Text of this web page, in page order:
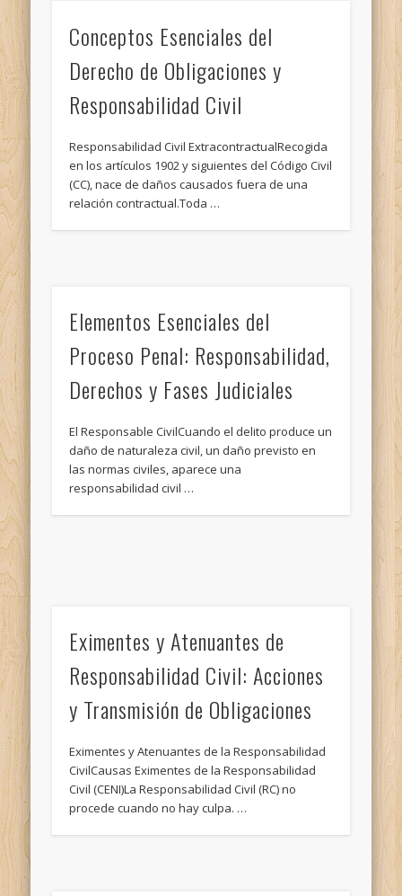
Conceptos Esenciales del
Derecho de Obligaciones y
Responsabilidad Civil
Responsabilidad Civil ExtracontractualRecogida
en los artículos 1902 y siguientes del Código Civil
(CC), nace de daños causados fuera de una
relación contractual.Toda …
Elementos Esenciales del
Proceso Penal: Responsabilidad,
Derechos y Fases Judiciales
El Responsable CivilCuando el delito produce un
daño de naturaleza civil, un daño previsto en
las normas civiles, aparece una
responsabilidad civil …
Eximentes y Atenuantes de
Responsabilidad Civil: Acciones
y Transmisión de Obligaciones
Eximentes y Atenuantes de la Responsabilidad
CivilCausas Eximentes de la Responsabilidad
Civil (CENI)La Responsabilidad Civil (RC) no
procede cuando no hay culpa. …